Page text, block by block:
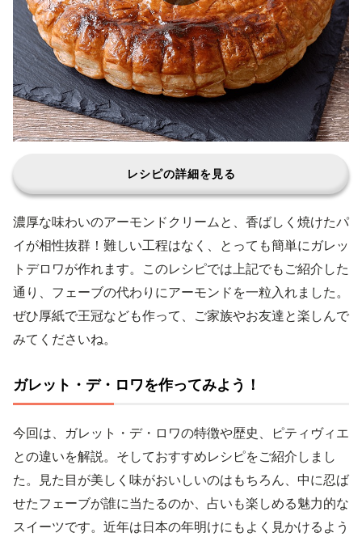
レシピの詳細を見る
濃厚な味わいのアーモンドクリームと、香ばしく焼けたパ
イが相性抜群！難しい工程はなく、とっても簡単にガレッ
トデロワが作れます。このレシピでは上記でもご紹介した
通り、フェーブの代わりにアーモンドを一粒入れました。
ぜひ厚紙で王冠なども作って、ご家族やお友達と楽しんで
みてくださいね。
ガレット・デ・ロワを作ってみよう！
今回は、ガレット・デ・ロワの特徴や歴史、ピティヴィエ
との違いを解説。そしておすすめレシピをご紹介しまし
た。見た目が美しく味がおいしいのはもちろん、中に忍ば
せたフェーブが誰に当たるのか、占いも楽しめる魅力的な
スイーツです。近年は日本の年明けにもよく見かけるよう